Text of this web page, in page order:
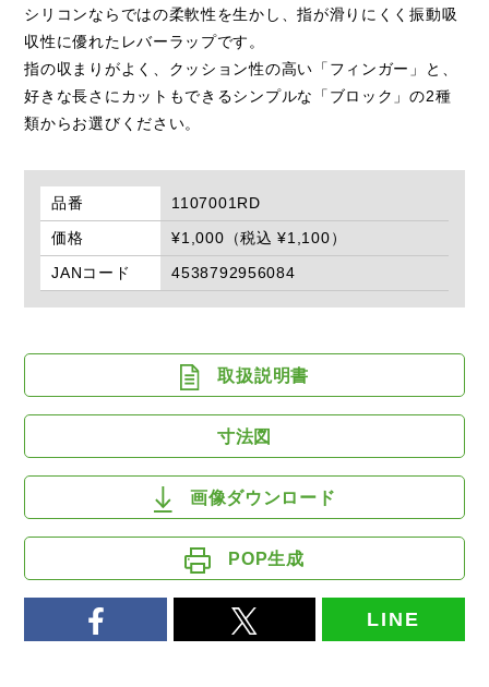
シリコンならではの柔軟性を生かし、指が滑りにくく振動吸
収性に優れたレバーラップです。
指の収まりがよく、クッション性の高い「フィンガー」と、
好きな長さにカットもできるシンプルな「ブロック」の2種
類からお選びください。
品番
1107001RD
価格
¥1,000（税込 ¥1,100）
JANコード
4538792956084
取扱説明書
寸法図
画像ダウンロード
POP生成
LINE